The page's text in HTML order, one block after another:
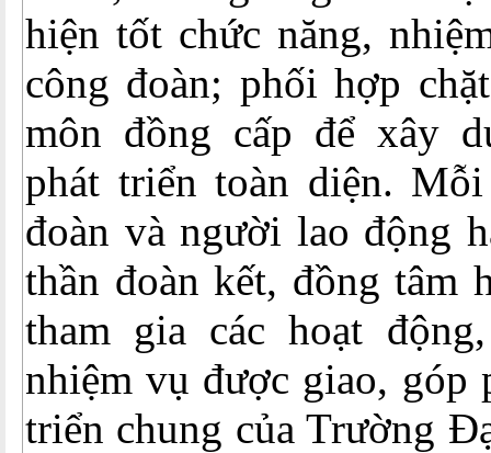
hiện tốt chức năng,
công đoàn; phối hợp
môn đồng cấp để xây
phát triển toàn diện.
đoàn và người lao động
thần đoàn kết, đồng tâm
tham gia các hoạt
nhiệm vụ được giao, góp
triển chung của Trường